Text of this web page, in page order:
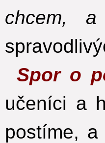
chcem,
Spor o
učeníci a
postíme, a